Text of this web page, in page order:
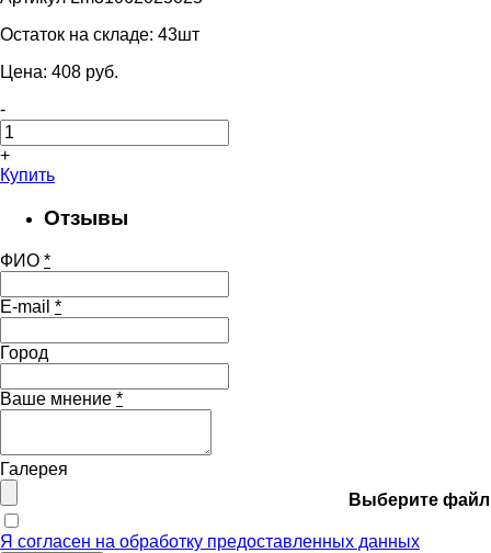
Остаток на складе: 43шт
Цена: 408 pуб.
-
+
Купить
Отзывы
ФИО *
E-mail *
Город
Ваше мнение *
Галерея
Выберите файл
Я согласен на обработку предоставленных данных